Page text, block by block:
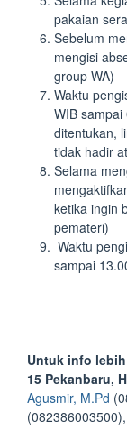
pakaian
Sebelum
mengisi
group WA)
Waktu
WIB
ditentukan,
tidak hadir
Selama
ketika ingin
pemateri)
Waktu
sampai
Untuk info
15 Pekanbaru,
Agusmir, M.Pd
(082386003500),